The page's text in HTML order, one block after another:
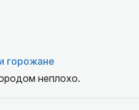
горожане
неплохо.